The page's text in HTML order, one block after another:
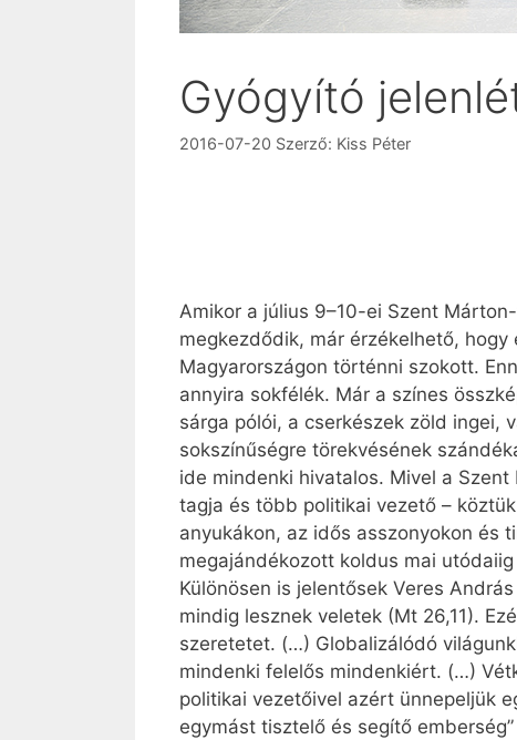
Gyógyító
2016-07-20 Szerző: Kiss Péter
Amikor a július 9–10-ei Szent
megkezdődik, már érzékelhető,
Magyarországon történni szokott.
annyira sokfélék. Már a színes
sárga pólói, a cserkészek zöld ingei,
sokszínűségre törekvésének
ide mindenki hivatalos. Mivel a
tagja és több politikai vezető –
anyukákon, az idős asszonyokon és
megajándékozott koldus mai
Különösen is jelentősek Veres
mindig lesznek veletek (Mt 26,11).
szeretetet. (…) Globalizálódó
mindenki felelős mindenkiért. (…)
politikai vezetőivel azért ünnepeljük
egymást tisztelő és segítő